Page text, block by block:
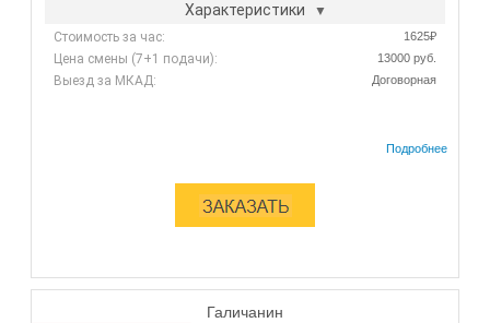
Характеристики
Стоимость за час: 1625₽
Цена смены (7+1 подачи): 13000 руб.
Выезд за МКАД: Договорная
Галичанин